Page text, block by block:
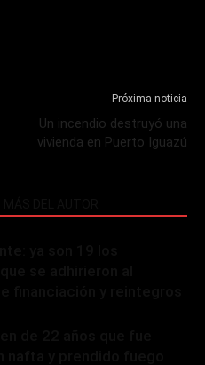
Próxima noticia
Un incendio destruyó una
vivienda en Puerto Iguazú